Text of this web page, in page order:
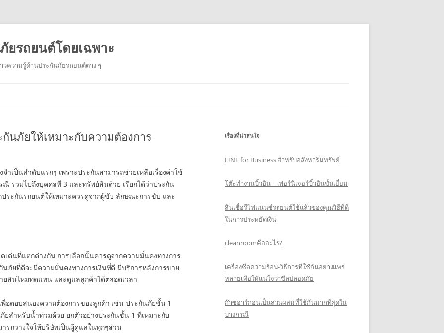
ยรถยนต์โดยเฉพาะ
วความรู้ด้านประกันภัยรถยนต์ต่าง ๆ
นภัยให้เหมาะกับความต้องการ
ำเป็นลำดับแรกๆ เพราะประกันสามารถช่วยเหลือเรื่องค่าใช้
ณี รวมไปถึงบุคคลที่ 3 และทรัพย์สินด้วย เรียกได้ว่าประกัน
ระกันรถยนต์ให้เหมาะควรดูจากผู้ขับ ลักษณะการขับ และ
ด่นที่แตกต่างกัน การเลือกนั้นควรดูจากความมั่นคงทางการ
ภัยที่ดีจะมีความมั่นคงทางการเงินที่ดี มีบริการหลังการขาย
ยสินไหมทดแทน และดูแลลูกค้าได้ตลอดเวลา
อตอบสนองความต้องการของลูกค้า เช่น ประกันภัยชั้น 1
สำหรับน้ำท่วมด้วย ยกตัวอย่างประกันชั้น 1 ที่เหมาะกับ
รถวางใจให้บริษัทเป็นผู้ดูแลในทุกๆส่วน
เรื่องที่น่าสนใจ
LINE for Business สำหรับอสังหาริมทรัพย์
โต๊ะทำงานบิ้วอิน – เฟอร์นิเจอร์บิ้วอินชั้นเยี่ยม
สินเชื่อรีไฟแนนซ์รถยนต์ใช้แล้วของคุณวิธีที่ดี
ในการประหยัดเงิน
cleanroomคืออะไร?
เครื่องซีลความร้อน-วิธีการที่ใช้กันอย่างแพร่
หลายเพื่อให้แน่ใจว่าซีลปลอดภัย
ก๊าซอาร์กอนเป็นส่วนผสมที่ใช้กันมากที่สุดใน
บางกรณี